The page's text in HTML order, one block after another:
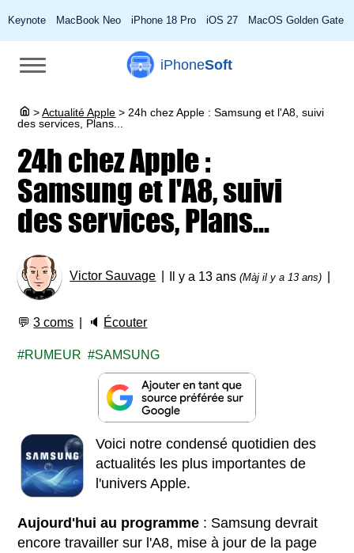
Keynote MacBook Neo iPhone 18 Pro iOS 27 MacOS Golden Gate
iPhoneSoft
> Actualité Apple > 24h chez Apple : Samsung et l'A8, suivi
des services, Plans...
24h chez Apple :
Samsung et l'A8, suivi
des services, Plans...
Victor Sauvage Il y a 13 ans(Màj il y a 13 ans)
💬3 coms 🔈 Écouter
RUMEUR SAMSUNG
Voici notre condensé quotidien des
actualités les plus importantes de
l'univers Apple.
Aujourd'hui au programme : Samsung devrait
encore travailler sur l'A8, mise à jour de la page